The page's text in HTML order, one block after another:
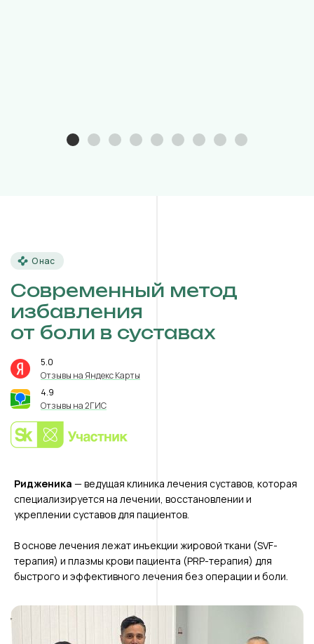
О нас
Современный метод
избавления
от боли в суставах
5.0
Отзывы на Яндекс Карты
4.9
Отзывы на 2ГИС
Ридженика — ведущая клиника лечения суставов, которая
специализируется на лечении, восстановлении и
укреплении суставов для пациентов.
В основе лечения лежат инъекции жировой ткани (SVF-
терапия) и плазмы крови пациента (PRP-терапия) для
быстрого и эффективного лечения без операции и боли.